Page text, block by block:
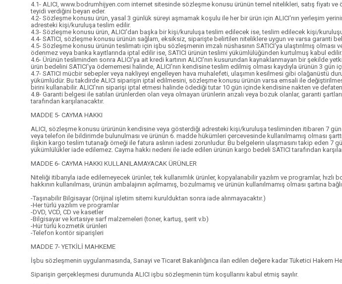
4.1- ALICI, www.bodrumhijyen.com internet sitesinde sözleşme konusu ürünün temel nitelikleri, satış fiyatı
teyidi verdiğini beyan eder.
4.2- Sözleşme konusu ürün, yasal 3 günlük süreyi aşmamak koşulu ile her bir ürün için ALICI'nın yerleşim
adresteki kişi/kuruluşa teslim edilir.
4.3- Sözleşme konusu ürün, ALICI'dan başka bir kişi/kuruluşa teslim edilecek ise, teslim edilecek kişi/
4.4- SATICI, sözleşme konusu ürünün sağlam, eksiksiz, siparişte belirtilen niteliklere uygun ve varsa garanti
4.5- Sözleşme konusu ürünün teslimatı için işbu sözleşmenin imzalı nüshasının SATICI'ya ulaştırılmış
ödenmez veya banka kayıtlarında iptal edilir ise, SATICI ürünün teslimi yükümlülüğünden kurtulmuş kabul edilir.
4.6- Ürünün tesliminden sonra ALICI'ya ait kredi kartının ALICI'nın kusurundan kaynaklanmayan bir şekilde
ürün bedelini SATICI'ya ödememesi halinde, ALICI'nın kendisine teslim edilmiş olması kaydıyla ürünün 3
4.7- SATICI mücbir sebepler veya nakliyeyi engelleyen hava muhalefeti, ulaşımın kesilmesi gibi olağanüstü
yükümlüdür. Bu takdirde ALICI siparişin iptal edilmesini, sözleşme konusu ürünün varsa emsali ile
birini kullanabilir. ALICI'nın siparişi iptal etmesi halinde ödediği tutar 10 gün içinde kendisine nakten ve
4.8- Garanti belgesi ile satılan ürünlerden olan veya olmayan ürünlerin arızalı veya bozuk olanlar, garanti
tarafından karşılanacaktır.
MADDE 5- CAYMA HAKKI
ALICI, sözleşme konusu ürürünün kendisine veya gösterdiği adresteki kişi/kuruluşa tesliminden itibaren 7 gün
veya telefon ile bildirimde bulunulması ve ürünün 6. madde hükümleri çercevesinde kullanılmamış olması
ilişkin kargo teslim tutanağı örneği ile fatura aslının iadesi zorunludur. Bu belgelerin ulaşmasını takip eden 7
yükümlülükler iade edilemez. Cayma hakkı nedeni ile iade edilen ürünün kargo bedeli SATICI tarafından
MADDE 6- CAYMA HAKKI KULLANILAMAYACAK ÜRÜNLER
Niteliği itibarıyla iade edilemeyecek ürünler, tek kullanımlık ürünler, kopyalanabilir yazılım ve programlar,
hakkının kullanılması, ürünün ambalajının açılmamış, bozulmamış ve ürünün kullanılmamış olması şartına
-Taşınabilir Bilgisayar (Orijinal işletim sitemi kurulduktan sonra iade alınmayacaktır.)
-Her türlü yazılım ve programlar
-DVD, VCD, CD ve kasetler
-Bilgisayar ve kırtasiye sarf malzemeleri (toner, kartuş, şerit v.b)
-Hür türlü kozmetik ürünleri
-Telefon kontör siparişleri
MADDE 7- YETKİLİ MAHKEME
İşbu sözleşmenin uygulanmasında, Sanayi ve Ticaret Bakanlığınca ilan edilen değere kadar Tüketici Hakem
Siparişin gerçekleşmesi durumunda ALICI işbu sözleşmenin tüm koşullarını kabul etmiş sayılır.